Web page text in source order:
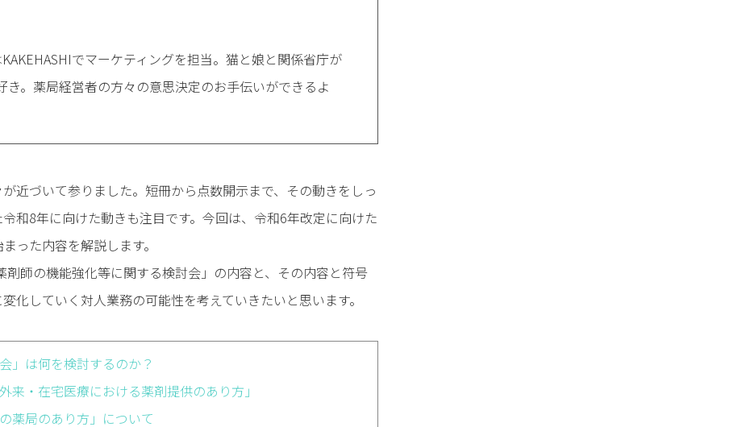
でマーケティングを担当。猫と娘と関係省庁が
。薬局経営者の方々の意思決定のお手伝いができるよ
近づいて参りました。短冊から点数開示まで、その動きをしっ
和8年に向けた動きも注目です。今回は、令和6年改定に向けた
った内容を解説します。
師の機能強化等に関する検討会」の内容と、その内容と符号
化していく対人業務の可能性を考えていきたいと思います。
」は何を検討するのか？
来・在宅医療における薬剤提供のあり方」
薬局のあり方」について